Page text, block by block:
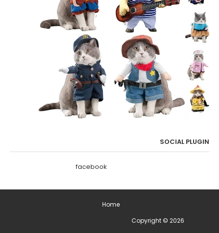
SOCIAL PLUGIN
facebook
Home
Copyright © 2026